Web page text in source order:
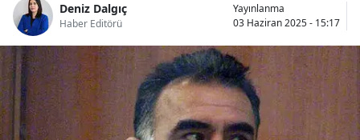
Deniz Dalgıç
Haber Editörü
Yayınlanma
03 Haziran 2025 - 15:17